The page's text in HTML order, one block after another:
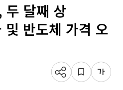
두 달째 상
반도체 가격 오